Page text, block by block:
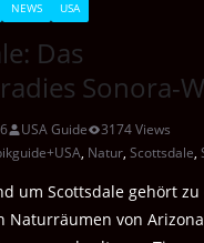
NEWS USA
Das
Sonora-
USA Guide
3174 Views
, Natur, Scottsdale,
um Scottsdale gehört zu
Naturräumen von